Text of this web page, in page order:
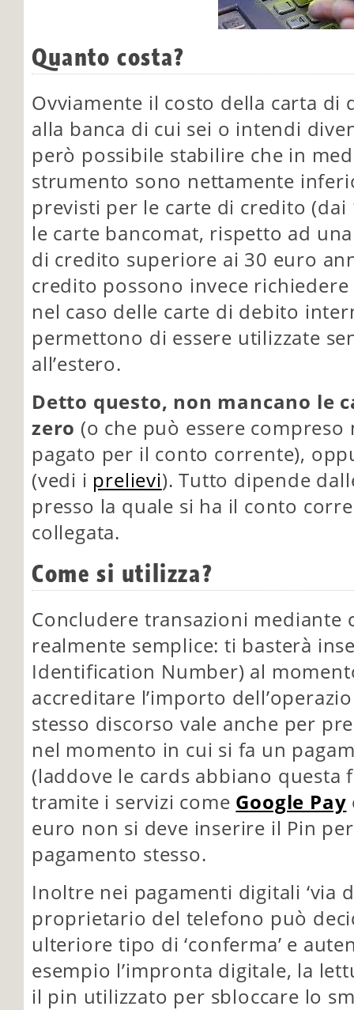
Quanto costa?
Ovviamente il costo della carta di
alla banca di cui sei o intendi
però possibile stabilire che in
strumento sono nettamente
previsti per le carte di credito
le carte bancomat, rispetto ad
di credito superiore ai 30 euro
credito possono invece
nel caso delle carte di debito
permettono di essere utilizzate
all’estero.
Detto questo, non mancano le
zero (o che può essere
pagato per il conto corrente),
(vedi i prelievi). Tutto dipende
presso la quale si ha il conto
collegata.
Come si utilizza?
Concludere transazioni mediante
realmente semplice: ti basterà
Identification Number) al
accreditare l’importo
stesso discorso vale anche per
nel momento in cui si fa un
(laddove le cards abbiano questa
tramite i servizi come Google Pay
euro non si deve inserire il Pin
pagamento stesso.
Inoltre nei pagamenti digitali ‘via
proprietario del telefono può
ulteriore tipo di ‘conferma’ e
esempio l’impronta digitale, la
il pin utilizzato per sbloccare lo